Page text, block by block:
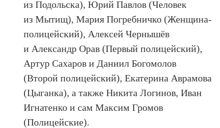
из Подольска), Юрий Павлов (Человек
из Мытищ), Мария Погребничко (Женщина-
полицейский), Алексей Чернышёв
и Александр Орав (Первый полицейский),
Артур Сахаров и Даниил Богомолов
(Второй полицейский), Екатерина Аврамова
(Цыганка), а также Никита Логинов, Иван
Игнатенко и сам Максим Громов
(Полицейские).